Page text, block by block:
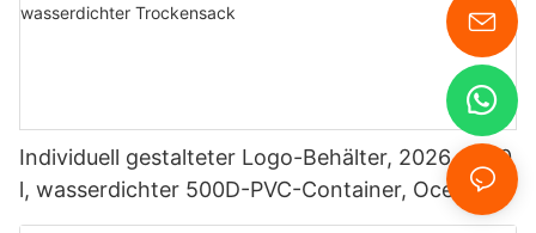
Individuell gestalteter Logo-Behälter, 2026, 5–30
l, wasserdichter 500D-PVC-Container, Ocean
Pack, wasserdichter Trockensack